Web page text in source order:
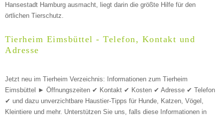
Beschreibung des Tiers*
Hansestadt Hamburg ausmacht, liegt darin die größte Hilfe für den
örtlichen Tierschutz.
Tierheim Eimsbüttel - Telefon, Kontakt und
Adresse
Jetzt neu im Tierheim Verzeichnis: Informationen zum Tierheim
Eimsbüttel ► Öffnungszeiten ✔ Kontakt ✔ Kosten ✔ Adresse ✔ Telefon
✔ und dazu unverzichtbare Haustier-Tipps für Hunde, Katzen, Vögel,
Kleintiere und mehr. Unterstützen Sie uns, falls diese Informationen in